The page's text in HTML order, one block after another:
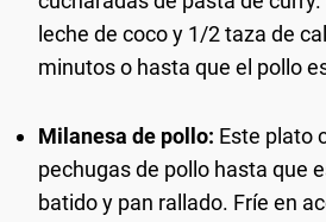
leche de coco y 1/2 taza de
minutos o hasta que el pollo
Milanesa de pollo: Este plato
pechugas de pollo hasta que
batido y pan rallado. Fríe en